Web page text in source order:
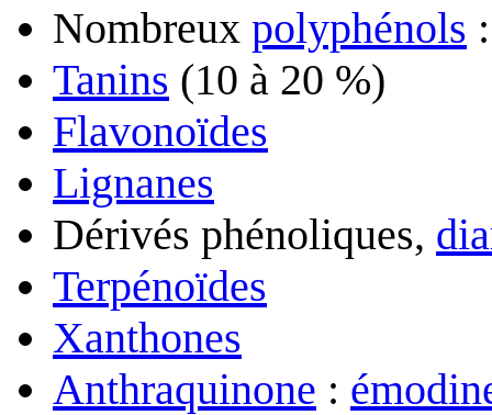
Nombreux polyphénols :
Tanins (10 à 20 %)
Flavonoïdes
Lignanes
Dérivés phénoliques,
Terpénoïdes
Xanthones
Anthraquinone :